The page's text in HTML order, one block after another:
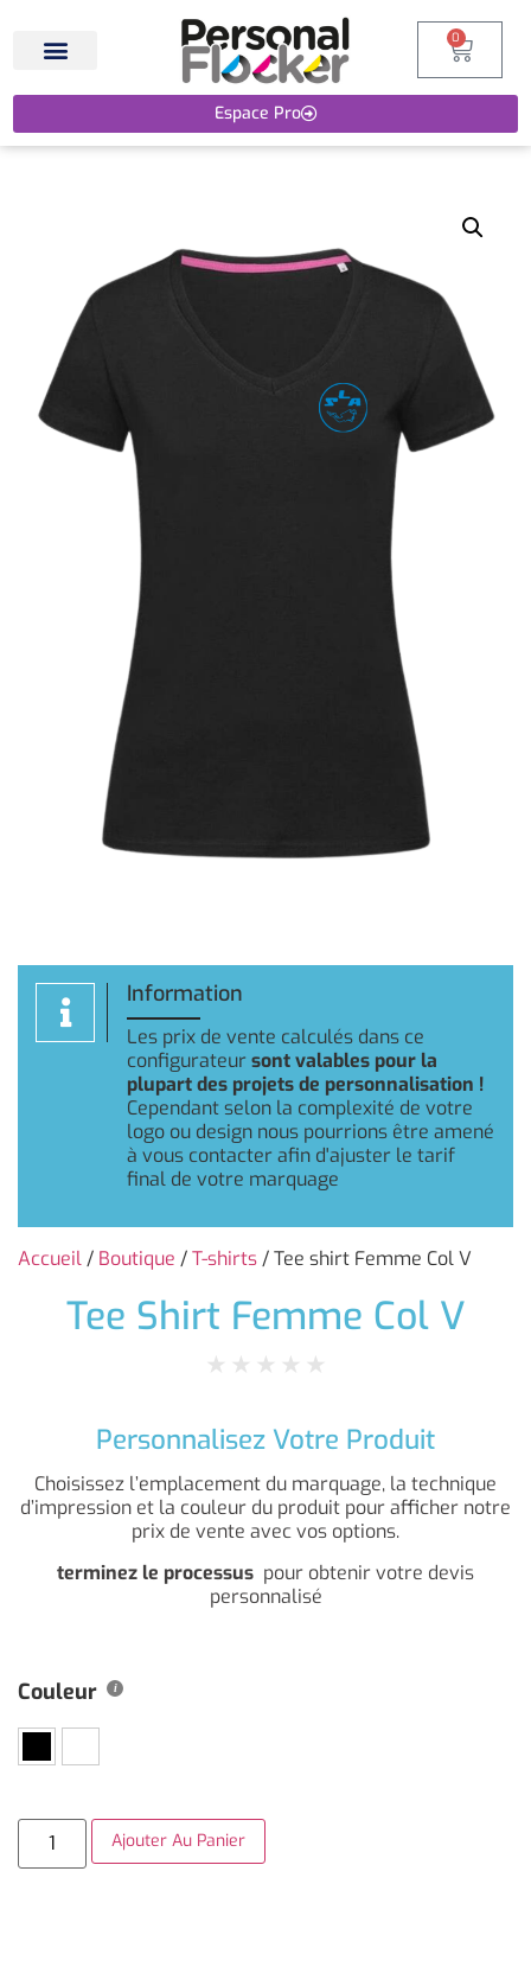
Espace Pro
0
Information
Les prix de vente calculés dans ce
configurateursont valables pour la
plupart des projets de personnalisation !
Cependant selon la complexité de votre
logo ou design nous pourrions être amené
à vous contacter afin d'ajuster le tarif
final de votre marquage
Accueil/ Boutique /T-shirts/ Tee shirt Femme Col V
Tee Shirt Femme Col V
★ ★ ★ ★ ★
Personnalisez Votre Produit
Choisissez l’emplacement du marquage, la technique
d’impression et la couleur du produit pour afficher notre
prix de vente avec vos options.
terminez le processus pour obtenir votre devis
personnalisé
Couleur
Ajouter Au Panier